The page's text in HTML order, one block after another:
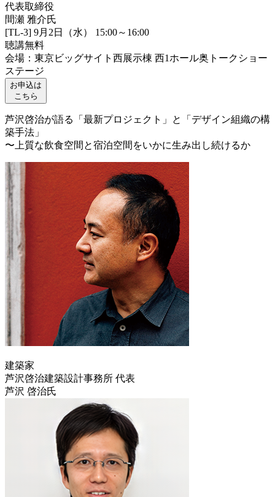
代表取締役
間瀬 雅介氏
[TL-3] 9月2日（水） 15:00～16:00
聴講無料
会場：東京ビッグサイト西展示棟 西1ホール奥トークショー
ステージ
お申込は
こちら
芦沢啓治が語る「最新プロジェクト」と「デザイン組織の構
築手法」
〜上質な飲食空間と宿泊空間をいかに生み出し続けるか
建築家
芦沢啓治建築設計事務所 代表
芦沢 啓治氏